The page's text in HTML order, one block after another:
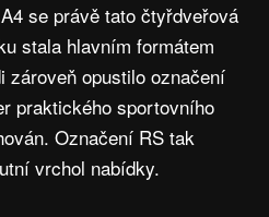
se právě tato čtyřdveřová
stala hlavním formátem
opustilo označení
praktického sportovního
Označení RS tak
vrchol nabídky.